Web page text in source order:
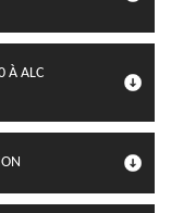
À ALC